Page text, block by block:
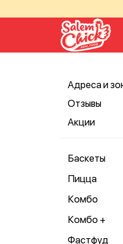
Адреса и
Отзывы
Акции
Баскеты
Пицца
Комбо
Комбо +
Фастфуд